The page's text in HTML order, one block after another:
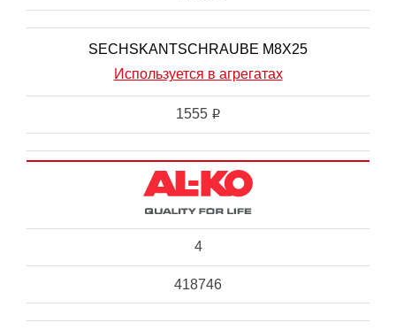
SECHSKANTSCHRAUBE M8X25
Используется в агрегатах
1555 i
4
418746